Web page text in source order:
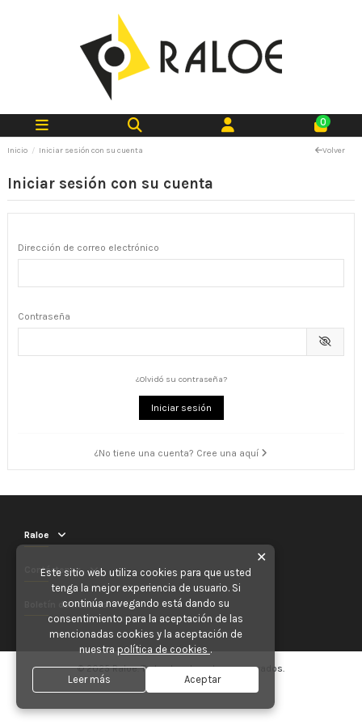
0
Inicio Iniciar sesión con su cuenta Volver
Iniciar sesión con su cuenta
Dirección de correo electrónico
Contraseña
¿Olvidó su contraseña?
Iniciar sesión
¿No tiene una cuenta? Cree una aquí
Raloe
Contáctenos
Boletín de noticias
© 2025 Raloe. Todos los derechos reservados.
✕
Este sitio web utiliza cookies para que usted
tenga la mejor experiencia de usuario. Si
continúa navegando está dando su
consentimiento para la aceptación de las
mencionadas cookies y la aceptación de
nuestra política de cookies .
Leer más Aceptar